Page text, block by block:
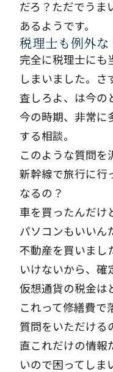
だろ？ただでうま
あるようです。
税理士も例外な
完全に税理士にも
しまいました。さ
査しろよ、は今の
今の時期、非常に
する相談。
このような質問を
新幹線で旅行に行
なるの？
車を買ったんだけ
パソコンもいいん
不動産を買いまし
いけないから、確
仮想通貨の税金は
これって修繕費で
質問をいただける
直これだけの情報
いので困ってしま